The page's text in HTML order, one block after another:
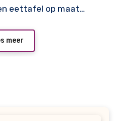
eettafel op maat…
meer